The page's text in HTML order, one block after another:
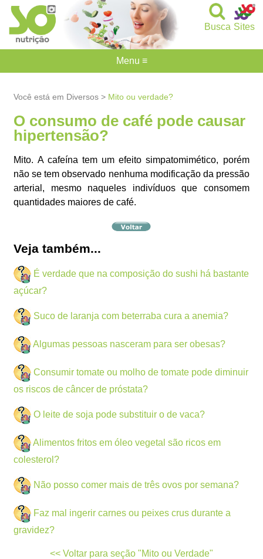
Sites
Busca
Você está em Diversos > Mito ou verdade?
O consumo de café pode causar
hipertensão?
Mito. A cafeína tem um efeito simpatomimético, porém
não se tem observado nenhuma modificação da pressão
arterial, mesmo naqueles indivíduos que consomem
quantidades maiores de café.
Veja também...
É verdade que na composição do sushi há bastante
açúcar?
Suco de laranja com beterraba cura a anemia?
Algumas pessoas nasceram para ser obesas?
Consumir tomate ou molho de tomate pode diminuir
os riscos de câncer de próstata?
O leite de soja pode substituir o de vaca?
Alimentos fritos em óleo vegetal são ricos em
colesterol?
Não posso comer mais de três ovos por semana?
Faz mal ingerir carnes ou peixes crus durante a
gravidez?
<< Voltar para seção "Mito ou Verdade"